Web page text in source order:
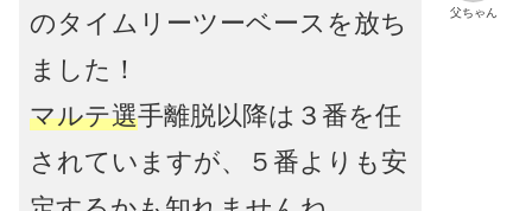
父ちゃん
のタイムリーツーベースを放ち
ました！
マルテ選手離脱以降は３番を任
されていますが、５番よりも安